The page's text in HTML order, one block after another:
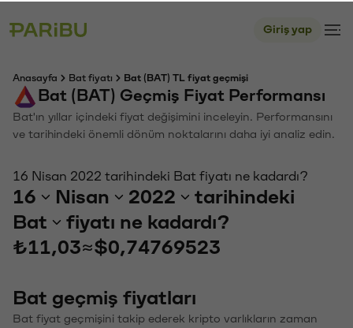
Giriş yap
Anasayfa Bat fiyatı Bat (BAT) TL fiyat geçmişi
Bat (BAT) Geçmiş Fiyat Performansı
Bat'ın yıllar içindeki fiyat değişimini inceleyin. Performansını
ve tarihindeki önemli dönüm noktalarını daha iyi analiz edin.
16 Nisan 2022 tarihindeki Bat fiyatı ne kadardı?
16 Nisan 2022
tarihindeki
Bat
fiyatı ne kadardı?
₺11,03≈$0,74769523
Bat geçmiş fiyatları
Bat fiyat geçmişini takip ederek kripto varlıkların zaman